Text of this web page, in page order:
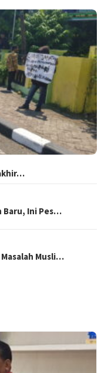
Baru, Ini Pes…
Musli…